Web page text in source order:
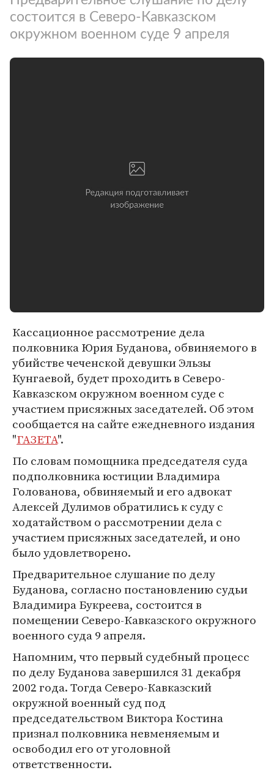
состоится в Северо-Кавказском
окружном военном суде 9 апреля
Кассационное рассмотрение дела
полковника Юрия Буданова, обвиняемого в
убийстве чеченской девушки Эльзы
Кунгаевой, будет проходить в Северо-
Кавказском окружном военном суде с
участием присяжных заседателей. Об этом
сообщается на сайте ежедневного издания
"ГАЗЕТА".
По словам помощника председателя суда
подполковника юстиции Владимира
Голованова, обвиняемый и его адвокат
Алексей Дулимов обратились к суду с
ходатайством о рассмотрении дела с
участием присяжных заседателей, и оно
было удовлетворено.
Предварительное слушание по делу
Буданова, согласно постановлению судьи
Владимира Букреева, состоится в
помещении Северо-Кавказского окружного
военного суда 9 апреля.
Напомним, что первый судебный процесс
по делу Буданова завершился 31 декабря
2002 года. Тогда Северо-Кавказский
окружной военный суд под
председательством Виктора Костина
признал полковника невменяемым и
освободил его от уголовной
ответственности.